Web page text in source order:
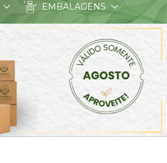
EMBALAGENS